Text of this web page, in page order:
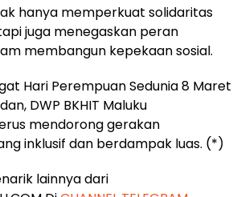
hanya memperkuat solidaritas
juga menegaskan peran
membangun kepekaan sosial.
Hari Perempuan Sedunia 8 Maret
DWP BKHIT Maluku
mendorong gerakan
inklusif dan berdampak luas. (*)
lainnya dari